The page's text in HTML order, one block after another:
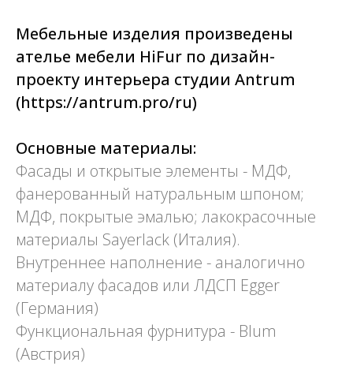
Мебельные изделия произведены
ателье мебели HiFur по дизайн-
проекту интерьера студии Antrum
(https://antrum.pro/ru)
Основные материалы:
Фасады и открытые элементы - МДФ,
фанерованный натуральным шпоном;
МДФ, покрытые эмалью; лакокрасочные
материалы Sayerlack (Италия).
Внутреннее наполнение - аналогично
материалу фасадов или ЛДСП Egger
(Германия)
Функциональная фурнитура - Blum
(Австрия)